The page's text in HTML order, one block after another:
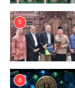
5
6